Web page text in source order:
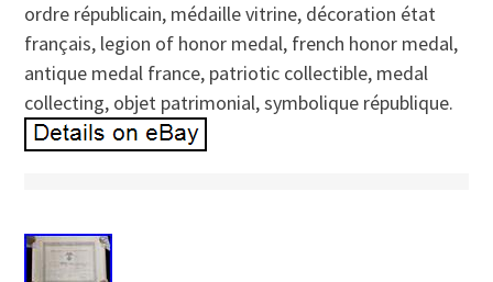
ordre républicain, médaille vitrine, décoration état
français, legion of honor medal, french honor medal,
antique medal france, patriotic collectible, medal
collecting, objet patrimonial, symbolique république.